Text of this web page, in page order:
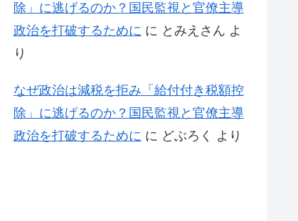
除」に逃げるのか？国民監視と官僚主導
政治を打破するために に とみえさん よ
り
なぜ政治は減税を拒み「給付付き税額控
除」に逃げるのか？国民監視と官僚主導
政治を打破するために に どぶろく より